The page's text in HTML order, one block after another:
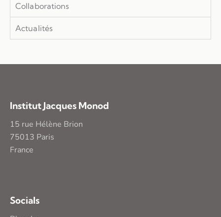
Collaborations
Actualités
Institut Jacques Monod
15 rue Hélène Brion
75013 Paris
France
Socials